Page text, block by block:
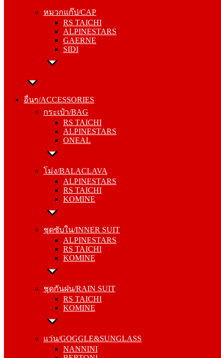
หมวกแก๊ป/CAP
RS TAICHI
ALPINESTARS
GAERNE
SIDI
อื่นๆ/ACCESSORIES
กระเป๋า/BAG
RS TAICHI
ALPINESTARS
ONEAL
โม่ง/BALACLAVA
ALPINESTARS
RS TAICHI
KOMINE
ชุดซับใน/INNER SUIT
ALPINESTARS
RS TAICHI
KOMINE
ชุดกันฝน/RAIN SUIT
RS TAICHI
KOMINE
แว่น/GOGGLE&SUNGLASS
NANNINI
ALPINESTARS
GAERNE
SIDI
อื่นๆ/ACCESSORIES
RS TAICHI
ALPINESTARS
ONEAL
โม่ง/BALACLAVA
RS TAICHI
KOMINE
ชุดซับใน/INNER SUIT
RS TAICHI
KOMINE
ชุดกันฝน/RAIN SUIT
KOMINE
แว่น/GOGGLE&SUNGLASS
BERTONI